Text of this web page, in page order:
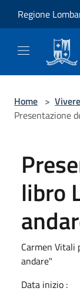
Regione
Home >
Presentazione
libro
Carmen Vitali
andare"
Data inizio :